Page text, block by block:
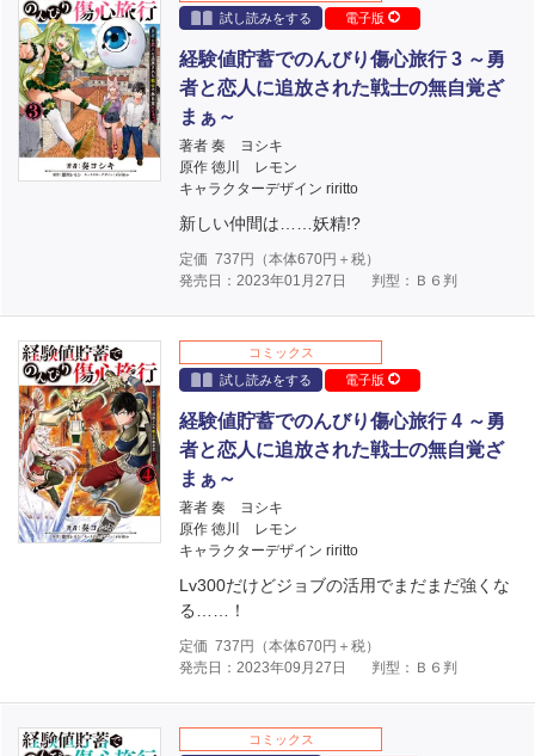
試し読みをする
電子版
経験値貯蓄でのんびり傷心旅行 3 ～勇
者と恋人に追放された戦士の無自覚ざ
まぁ～
著者 奏 ヨシキ
原作 徳川 レモン
キャラクターデザイン riritto
新しい仲間は……妖精!?
定価 737 円（本体670円＋税）
発売日：2023年01月27日
判型：Ｂ６判
コミックス
試し読みをする
電子版
経験値貯蓄でのんびり傷心旅行 4 ～勇
者と恋人に追放された戦士の無自覚ざ
まぁ～
著者 奏 ヨシキ
原作 徳川 レモン
キャラクターデザイン riritto
Lv300だけどジョブの活用でまだまだ強くな
る……！
定価 737 円（本体670円＋税）
発売日：2023年09月27日
判型：Ｂ６判
コミックス